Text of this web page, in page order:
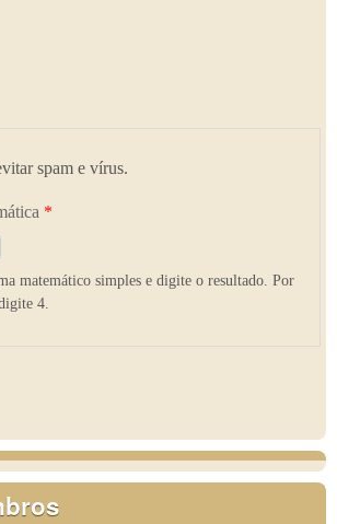
spam e vírus.
*
matemático simples e digite o resultado. Por
4.